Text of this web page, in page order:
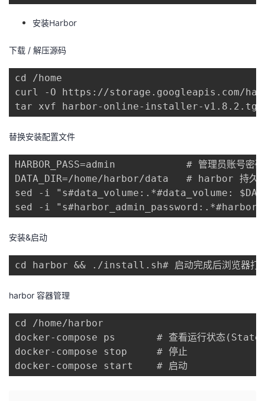
安装Harbor
下载 / 解压源码
cd /home
curl -O https://storage.googleapis.com/
tar xvf harbor-online-installer-v1.8.2.tgz
替换安装配置文件
HARBOR_PASS=admin            # 管理员账号
DATA_DIR=/home/harbor/data   # harbor 持
sed -i "s#data_volume:.*#data_volume:
sed -i
安装&启动
cd harbor && ./install.sh# 启动完成后浏览器打
harbor 容器管理
cd /home/harbor
docker-compose ps       # 查看运行状态
docker-compose stop     # 停止
docker-compose start    # 启动